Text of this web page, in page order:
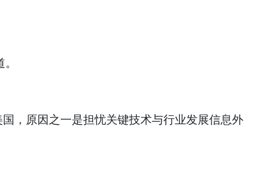
，原因之一是担忧关键技术与行业发展信息外